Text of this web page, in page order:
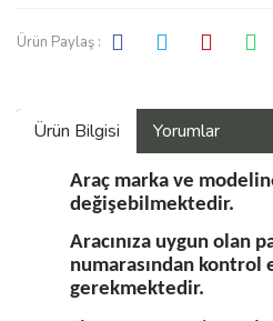
Ürün Paylaş :
Ürün Bilgisi Yorumlar
Araç marka ve
değişebilmektedir.
Aracınıza uygun olan
numarasından kontrol
gerekmektedir.